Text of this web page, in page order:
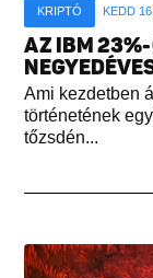
KRIPTÓ KEDD
AZ IBM 23%-
Ami kezdetben
történetének
tőzsdén...